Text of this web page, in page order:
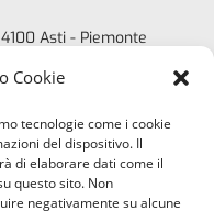
Cookie
tecnologie come i cookie
del dispositivo. Il
di elaborare dati come il
questo sito. Non
negativamente su alcune
Asti - Piemonte
00218450054